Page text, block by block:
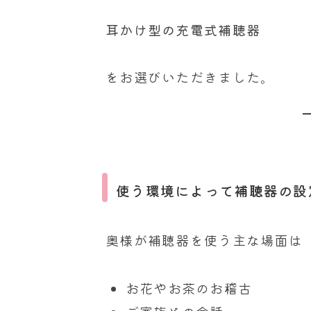
耳かけ型の充電式補聴器
をお選びいただきました。
使う環境によって補聴器の
奥様が補聴器を使う主な場面は
お花やお茶のお稽古